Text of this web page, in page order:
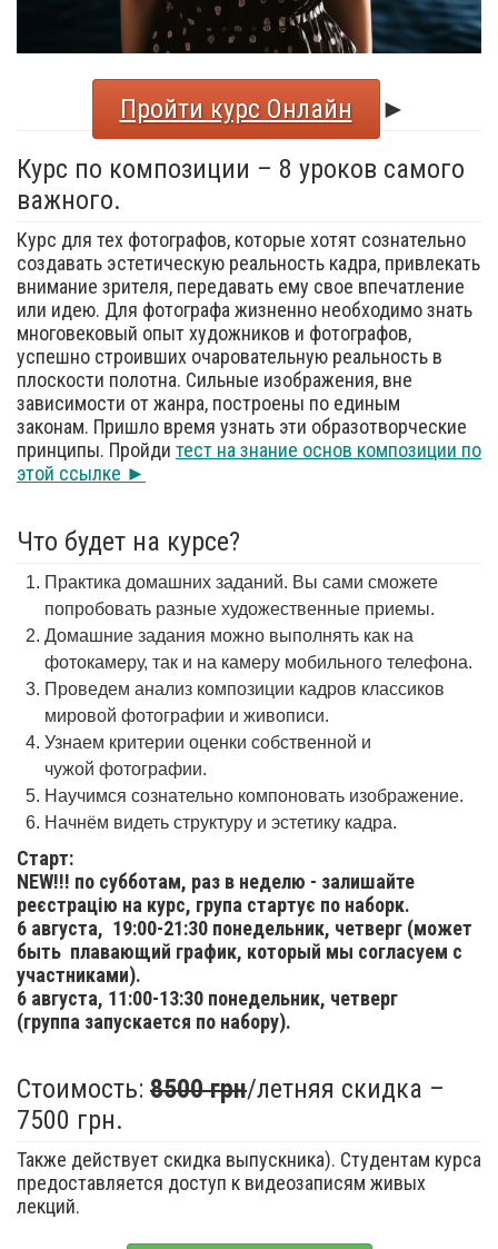
Пройти курс Онлайн
►
Курс по композиции – 8 уроков самого
важного.
Курс для тех фотографов, которые хотят сознательно
создавать эстетическую реальность кадра, привлекать
внимание зрителя, передавать ему свое впечатление
или идею. Для фотографа жизненно необходимо знать
многовековый опыт художников и фотографов,
успешно строивших очаровательную реальность в
плоскости полотна. Сильные изображения, вне
зависимости от жанра, построены по единым
законам. Пришло время узнать эти образотворческие
принципы. Пройди тест на знание основ композиции по
этой ссылке ►
Что будет на курсе?
Практика домашних заданий. Вы сами сможете
попробовать разные художественные приемы.
Домашние задания можно выполнять как на
фотокамеру, так и на камеру мобильного телефона.
Проведем анализ композиции кадров классиков
мировой фотографии и живописи.
Узнаем критерии оценки собственной и
чужой фотографии.
Научимся сознательно компоновать изображение.
Начнём видеть структуру и эстетику кадра.
Старт:
NEW!!! по субботам, раз в неделю - залишайте
реєстрацію на курс, група стартує по наборк.
6 августа, 19:00-21:30 понедельник, четверг (может
быть плавающий график, который мы согласуем с
участниками).
6 августа, 11:00-13:30 понедельник, четверг
(группа запускается по набору).
Стоимость: 8500 грн/летняя скидка –
7500 грн.
Также действует скидка выпускника). Студентам курса
предоставляется доступ к видеозаписям живых
лекций.